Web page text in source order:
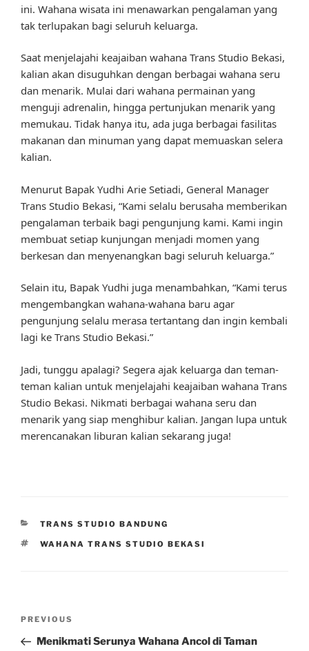
ini. Wahana wisata ini menawarkan pengalaman yang
tak terlupakan bagi seluruh keluarga.
Saat menjelajahi keajaiban wahana Trans Studio Bekasi,
kalian akan disuguhkan dengan berbagai wahana seru
dan menarik. Mulai dari wahana permainan yang
menguji adrenalin, hingga pertunjukan menarik yang
memukau. Tidak hanya itu, ada juga berbagai fasilitas
makanan dan minuman yang dapat memuaskan selera
kalian.
Menurut Bapak Yudhi Arie Setiadi, General Manager
Trans Studio Bekasi, “Kami selalu berusaha memberikan
pengalaman terbaik bagi pengunjung kami. Kami ingin
membuat setiap kunjungan menjadi momen yang
berkesan dan menyenangkan bagi seluruh keluarga.”
Selain itu, Bapak Yudhi juga menambahkan, “Kami terus
mengembangkan wahana-wahana baru agar
pengunjung selalu merasa tertantang dan ingin kembali
lagi ke Trans Studio Bekasi.”
Jadi, tunggu apalagi? Segera ajak keluarga dan teman-
teman kalian untuk menjelajahi keajaiban wahana Trans
Studio Bekasi. Nikmati berbagai wahana seru dan
menarik yang siap menghibur kalian. Jangan lupa untuk
merencanakan liburan kalian sekarang juga!
CATEGORIES
TRANS STUDIO BANDUNG
TAGS
WAHANA TRANS STUDIO BEKASI
Previous
Post
PREVIOUS
Menikmati Serunya Wahana Ancol di Taman